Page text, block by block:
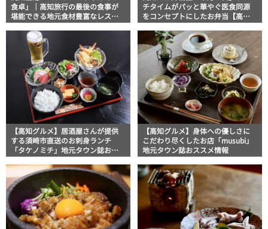
食卓」｜高知旅行の最後の食事が
堪能できる地元食材豊富なレスト
ッキー牧元の高知満腹日記【高知
グルメPro】
チタイムがパッと華やぐ医食同源
をコンセプトにしたお弁当【高知
【高知グルメ】居酒屋さんが提供
する須崎市直送のお刺身ランチ
「タケノミチ」地元タウン誌おス
【高知グルメ】身体への優しさに
こだわり尽くしたお店「musubi」
地元タウン誌おススメ情報